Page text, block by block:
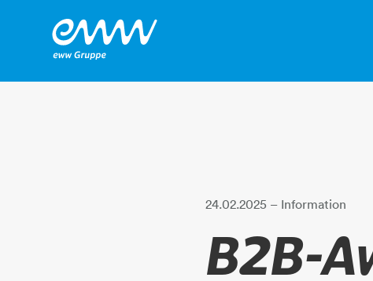
24.02.2025 – Information
B2B-